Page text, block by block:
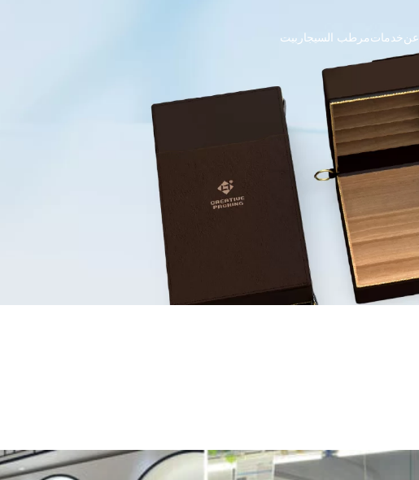
بيت مرطب السيجار
علبة سيجار
خزانة السيجار
مرطبات السيجار
خدماتعن